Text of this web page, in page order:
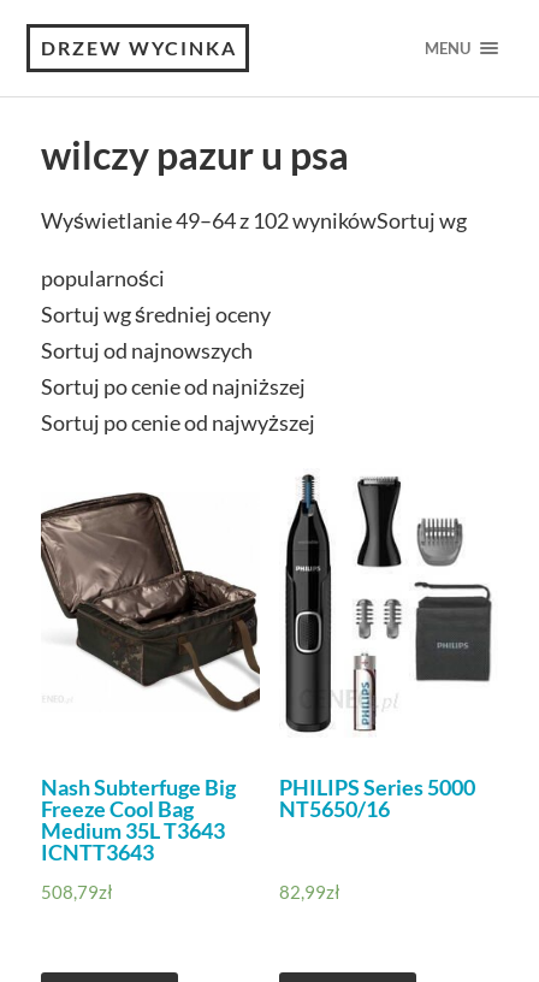
DRZEW WYCINKA MENU
wilczy pazur u psa
Wyświetlanie 49–64 z 102 wynikówSortuj wg
popularności
Sortuj wg średniej oceny
Sortuj od najnowszych
Sortuj po cenie od najniższej
Sortuj po cenie od najwyższej
Nash Subterfuge Big
Freeze Cool Bag
Medium 35L T3643
ICNTT3643
508,79zł
PHILIPS Series 5000
NT5650/16
82,99zł